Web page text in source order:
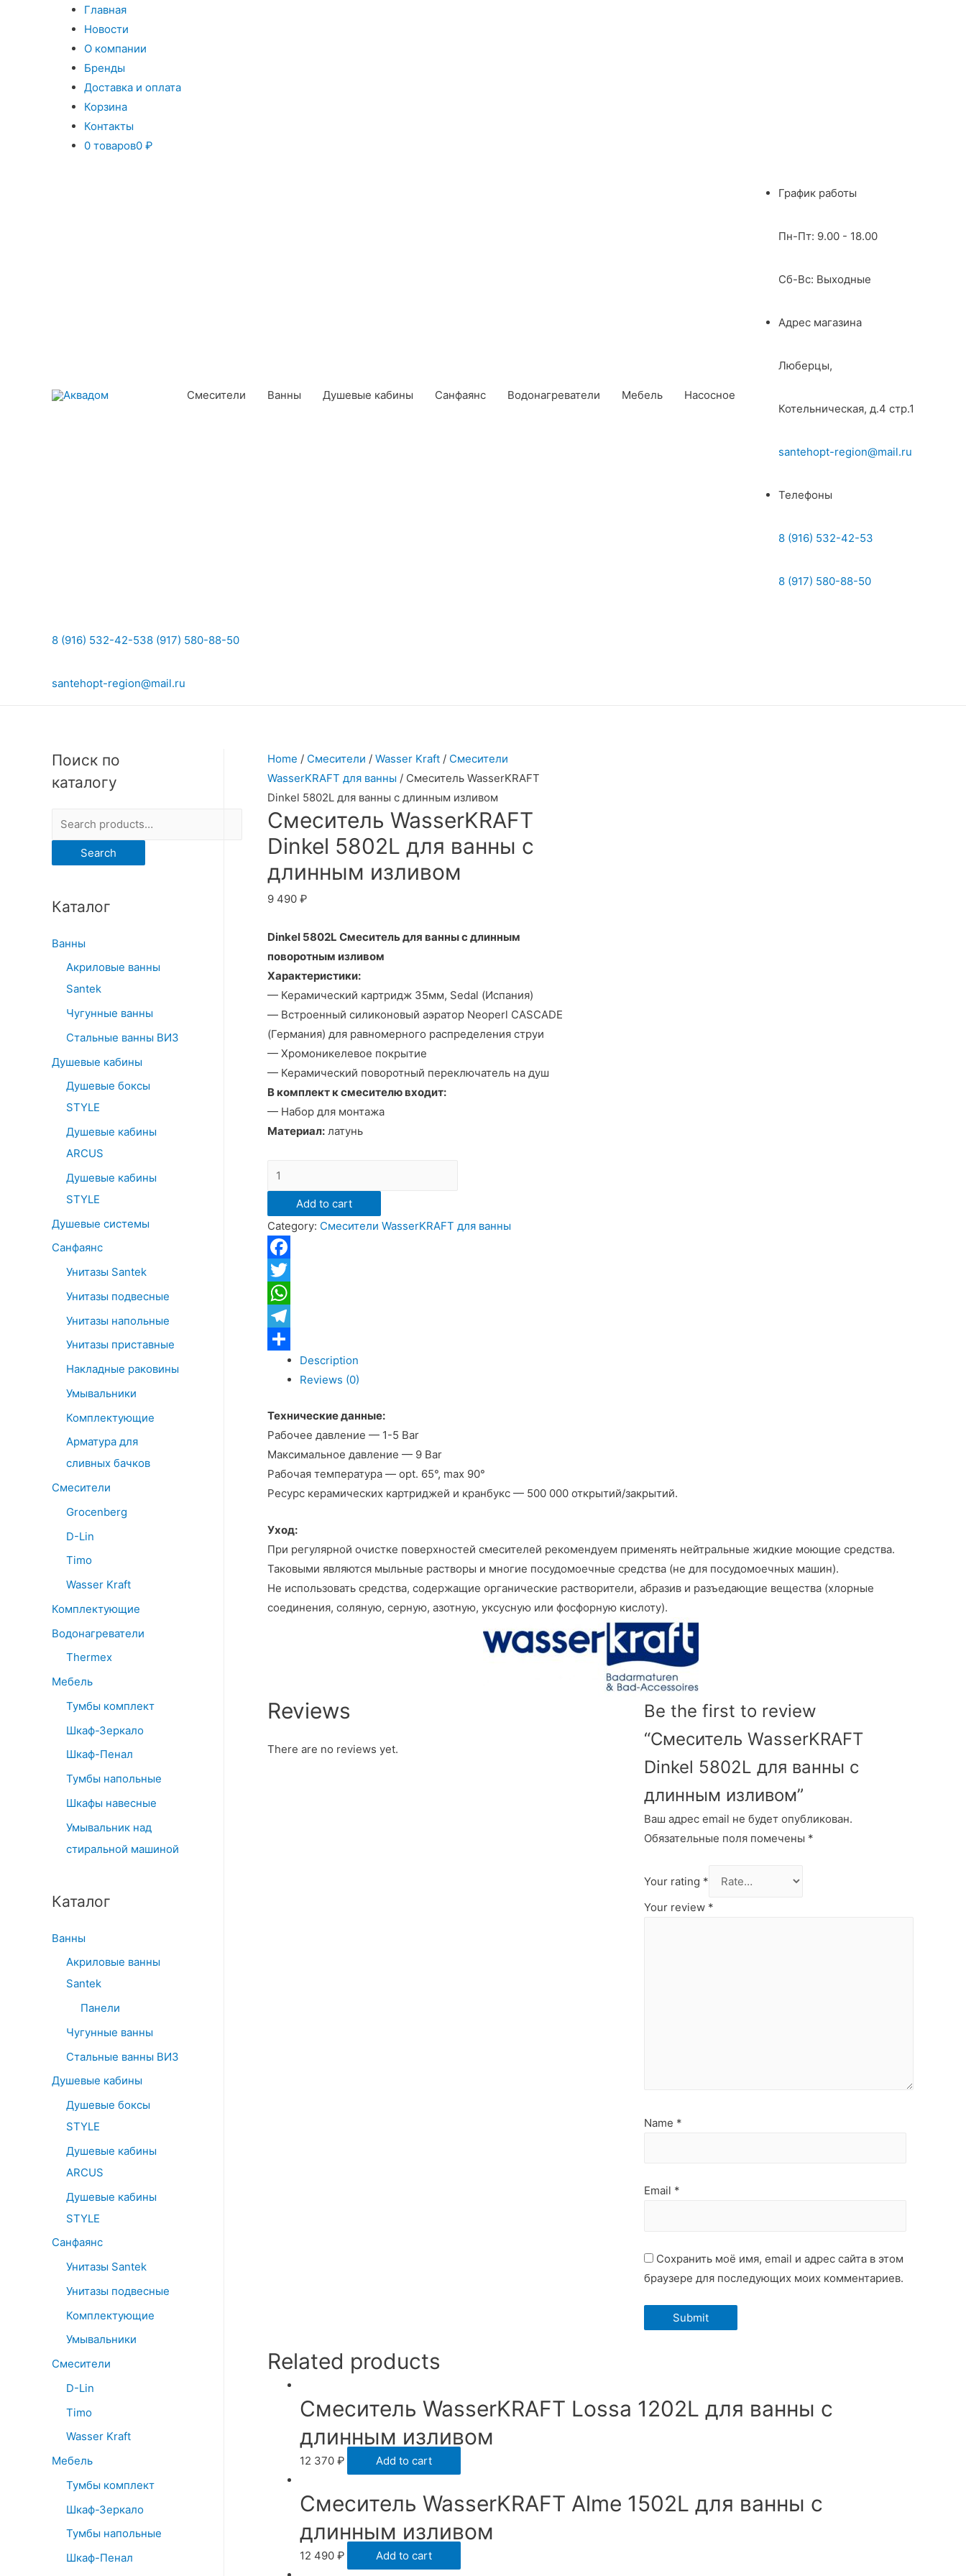
Главная
Новости
О компании
Бренды
Доставка и оплата
Корзина
Контакты
0 товаров0 ₽
Смесители Ванны Душевые кабины Санфаянс Водонагреватели Мебель Насосное
График работы
Пн-Пт: 9.00 - 18.00
Сб-Вс: Выходные
Адрес магазина
Люберцы,
Котельническая, д.4 стр.1
santehopt-region@mail.ru
Телефоны
8 (916) 532-42-53
8 (917) 580-88-50
8 (916) 532-42-538 (917) 580-88-50
santehopt-region@mail.ru
Поиск по
каталогу
e
a
c
f
Search
Каталог
Ванны
Акриловые ванны
Santek
Чугунные ванны
Стальные ванны ВИЗ
Душевые кабины
Душевые боксы
STYLE
Душевые кабины
ARCUS
Душевые кабины
STYLE
Душевые системы
Санфаянс
Унитазы Santek
Унитазы подвесные
Унитазы напольные
Унитазы приставные
Накладные раковины
Умывальники
Комплектующие
Арматура для
сливных бачков
Смесители
Grocenberg
D-Lin
Timo
Wasser Kraft
Комплектующие
Водонагреватели
Thermex
Мебель
Тумбы комплект
Шкаф-Зеркало
Шкаф-Пенал
Тумбы напольные
Шкафы навесные
Умывальник над
стиральной машиной
Каталог
Ванны
Акриловые ванны
Santek
Панели
Чугунные ванны
Стальные ванны ВИЗ
Душевые кабины
Душевые боксы
STYLE
Душевые кабины
ARCUS
Душевые кабины
STYLE
Санфаянс
Унитазы Santek
Унитазы подвесные
Комплектующие
Умывальники
Смесители
D-Lin
Timo
Wasser Kraft
Мебель
Тумбы комплект
Шкаф-Зеркало
Тумбы напольные
Шкаф-Пенал
Home / Смесители / Wasser Kraft / Смесители
WasserKRAFT для ванны / Смеситель WasserKRAFT
Dinkel 5802L для ванны с длинным изливом
Смеситель WasserKRAFT
Dinkel 5802L для ванны с
длинным изливом
9 490 ₽
Dinkel 5802L Смеситель для ванны с длинным
поворотным изливом
Характеристики:
— Керамический картридж 35мм, Sedal (Испания)
— Встроенный силиконовый аэратор Neoperl CASCADE
(Германия) для равномерного распределения струи
— Хромоникелевое покрытие
— Керамический поворотный переключатель на душ
В комплект к смесителю входит:
— Набор для монтажа
Материал: латунь
Смеситель
WasserKRAFT
Dinkel
5802L
для
ванны
с
длинным
изливом
quantity
Add to cart
Category: Смесители WasserKRAFT для ванны
Facebook
Twitter
WhatsApp
Telegram
ОтправитьDescription
Reviews (0)
Технические данные:
Рабочее давление — 1-5 Bar
Максимальное давление — 9 Bar
Рабочая температура — opt. 65°, max 90°
Ресурс керамических картриджей и кранбукс — 500 000 открытий/закрытий.
Уход:
При регулярной очистке поверхностей смесителей рекомендуем применять нейтральные жидкие моющие средства.
Таковыми являются мыльные растворы и многие посудомоечные средства (не для посудомоечных машин).
Не использовать средства, содержащие органические растворители, абразив и разъедающие вещества (хлорные
соединения, соляную, серную, азотную, уксусную или фосфорную кислоту).
Reviews
There are no reviews yet.
Be the first to review
“Смеситель WasserKRAFT
Dinkel 5802L для ванны с
длинным изливом”
Ваш адрес email не будет опубликован.
Обязательные поля помечены *
Your rating *
Your review *
Name *
Email *
Сохранить моё имя, email и адрес сайта в этом
браузере для последующих моих комментариев.
Related products
Смеситель WasserKRAFT Lossa 1202L для ванны с
длинным изливом
12 370 ₽ Add to cart
Смеситель WasserKRAFT Alme 1502L для ванны с
длинным изливом
12 490 ₽ Add to cart